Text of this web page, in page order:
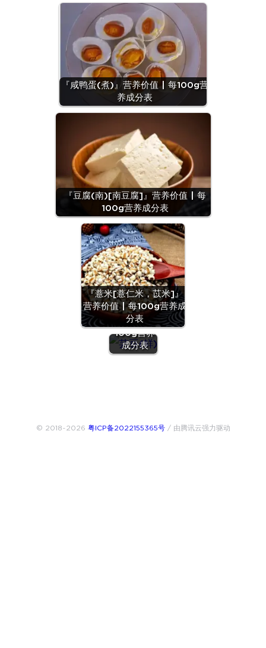
『咸鸭蛋(煮)』营养价值 | 每100g营
养成分表
『豆腐(南)[南豆腐]』营养价值 | 每
100g营养成分表
『薏米[薏仁米，苡米]』
营养价值 | 每100g营养成
分表
『芸豆
(鲜)』营养
价值 | 每
100g营养
成分表
© 2018~2026 粤ICP备2022155365号/ 由腾讯云强力驱动